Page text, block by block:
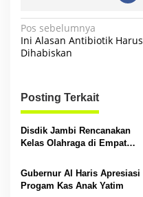
N
a
i
g
a
s
i
p
Pos sebelumnya
Ini Alasan Antibiotik Harus
Dihabiskan
Posting Terkait
Disdik Jambi Rencanakan
Kelas Olahraga di Empat
Gubernur Al Haris Apresiasi
Progam Kas Anak Yatim